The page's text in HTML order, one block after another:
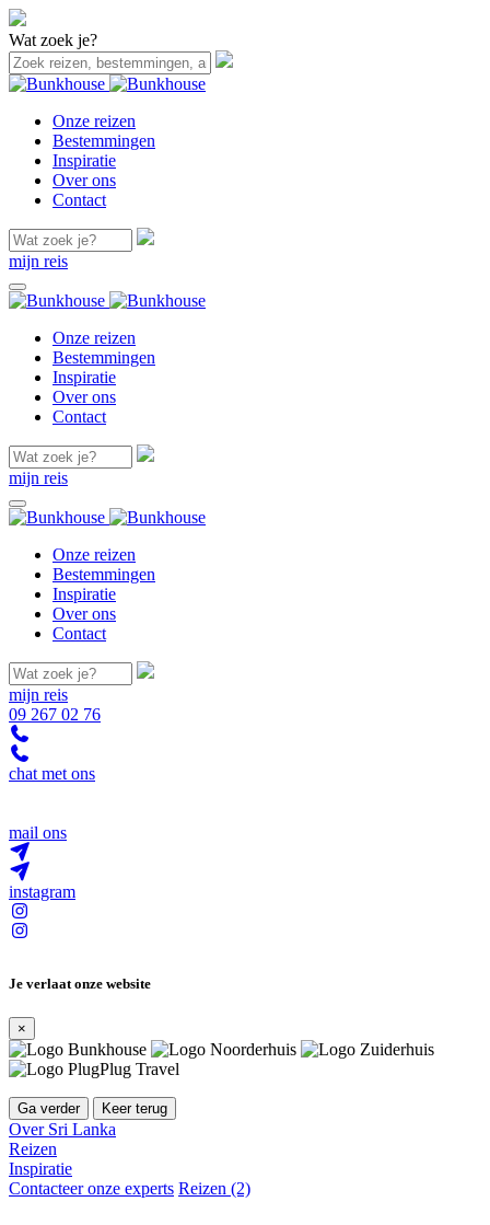
Wat zoek je?
Onze reizen
Bestemmingen
Inspiratie
Over ons
Contact
mijn reis
Onze reizen
Bestemmingen
Inspiratie
Over ons
Contact
mijn reis
Onze reizen
Bestemmingen
Inspiratie
Over ons
Contact
mijn reis
09 267 02 76
chat met ons
mail ons
instagram
Je verlaat onze website
×
Ga verder Keer terug
Over Sri Lanka
Reizen
Inspiratie
Contacteer onze experts Reizen (2)